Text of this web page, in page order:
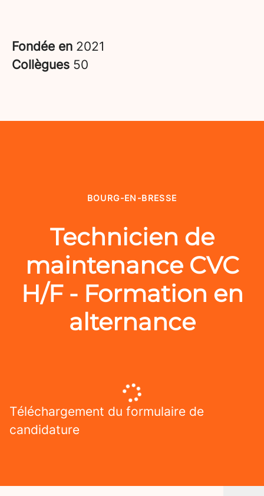
Fondée en 2021
Collègues 50
BOURG-EN-BRESSE
Technicien de
maintenance CVC
H/F - Formation en
alternance
Téléchargement du formulaire de
candidature